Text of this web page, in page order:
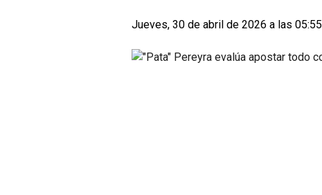
Jueves, 30 de abril de 2026 a las 05:55